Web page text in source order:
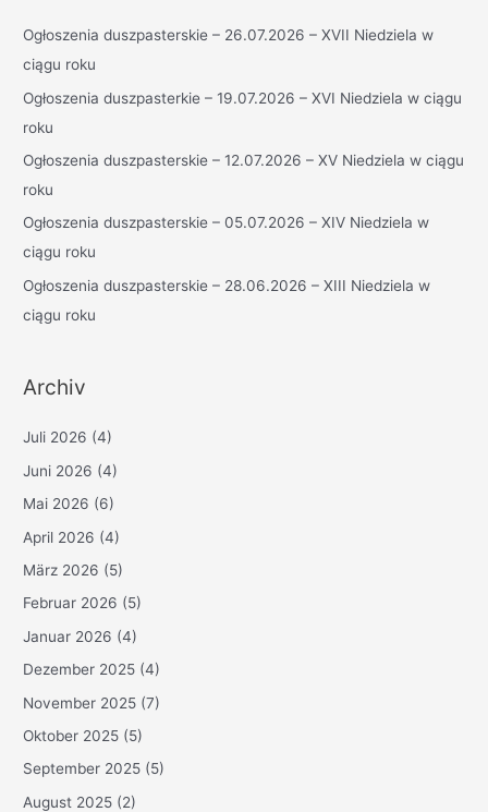
n
n
a
c
h
Ogłoszenia duszpasterskie – 26.07.2026 – XVII Niedziela w
ciągu roku
Ogłoszenia duszpasterkie – 19.07.2026 – XVI Niedziela w ciągu
roku
Ogłoszenia duszpasterskie – 12.07.2026 – XV Niedziela w ciągu
roku
Ogłoszenia duszpasterskie – 05.07.2026 – XIV Niedziela w
ciągu roku
Ogłoszenia duszpasterskie – 28.06.2026 – XIII Niedziela w
ciągu roku
Archiv
Juli 2026 (4)
Juni 2026 (4)
Mai 2026 (6)
April 2026 (4)
März 2026 (5)
Februar 2026 (5)
Januar 2026 (4)
Dezember 2025 (4)
November 2025 (7)
Oktober 2025 (5)
September 2025 (5)
August 2025 (2)